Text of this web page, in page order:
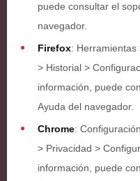
puede consultar el
navegador.
Firefox: Herramientas
> Historial >
información, puede
Ayuda del navegador.
Chrome: Configuración
> Privacidad >
información, puede